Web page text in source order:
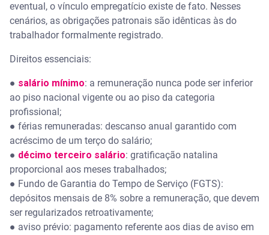
Como comprovar o vínculo empregatício sem
registro formal?
Qual é o prazo legal para entrar com uma ação
trabalhista?
O trabalhador sem registro formal tem direito ao
seguro-desemprego?
eventual, o vínculo empregatício existe de fato. Nesses
cenários, as obrigações patronais são idênticas às do
trabalhador formalmente registrado.
Direitos essenciais:
● salário mínimo: a remuneração nunca pode ser inferior
ao piso nacional vigente ou ao piso da categoria
profissional;
● férias remuneradas: descanso anual garantido com
acréscimo de um terço do salário;
● décimo terceiro salário: gratificação natalina
proporcional aos meses trabalhados;
● Fundo de Garantia do Tempo de Serviço (FGTS):
depósitos mensais de 8% sobre a remuneração, que devem
ser regularizados retroativamente;
● aviso prévio: pagamento referente aos dias de aviso em